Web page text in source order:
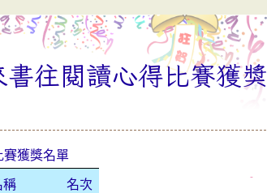
往閱讀心得比賽獲獎
賽獲獎名單
稱 名次